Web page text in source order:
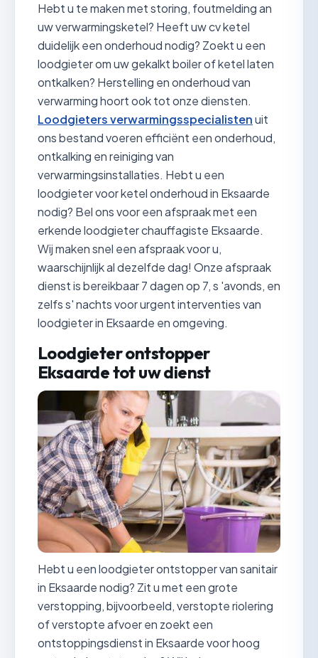
Hebt u te maken met storing, foutmelding an
uw verwarmingsketel? Heeft uw cv ketel
duidelijk een onderhoud nodig? Zoekt u een
loodgieter om uw gekalkt boiler of ketel laten
ontkalken? Herstelling en onderhoud van
verwarming hoort ook tot onze diensten.
Loodgieters verwarmingsspecialistenuit
ons bestand voeren efficiënt een onderhoud,
ontkalking en reiniging van
verwarmingsinstallaties. Hebt u een
loodgieter voor ketel onderhoud in Eksaarde
nodig? Bel ons voor een afspraak met een
erkende loodgieter chauffagiste Eksaarde.
Wij maken snel een afspraak voor u,
waarschijnlijk al dezelfde dag! Onze afspraak
dienst is bereikbaar 7 dagen op 7, s 'avonds, en
zelfs s' nachts voor urgent interventies van
loodgieter in Eksaarde en omgeving.
Loodgieter ontstopper
Eksaarde tot uw dienst
Hebt u een loodgieter ontstopper van sanitair
in Eksaarde nodig? Zit u met een grote
verstopping, bijvoorbeeld, verstopte riolering
of verstopte afvoer en zoekt een
ontstoppingsdienst in Eksaarde voor hoog